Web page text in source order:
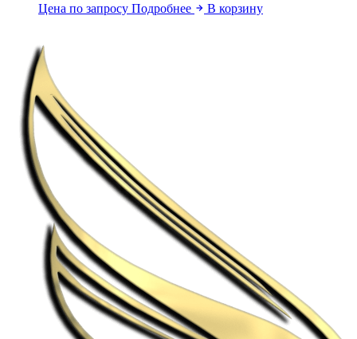
Цена по запросу Подробнее В корзину